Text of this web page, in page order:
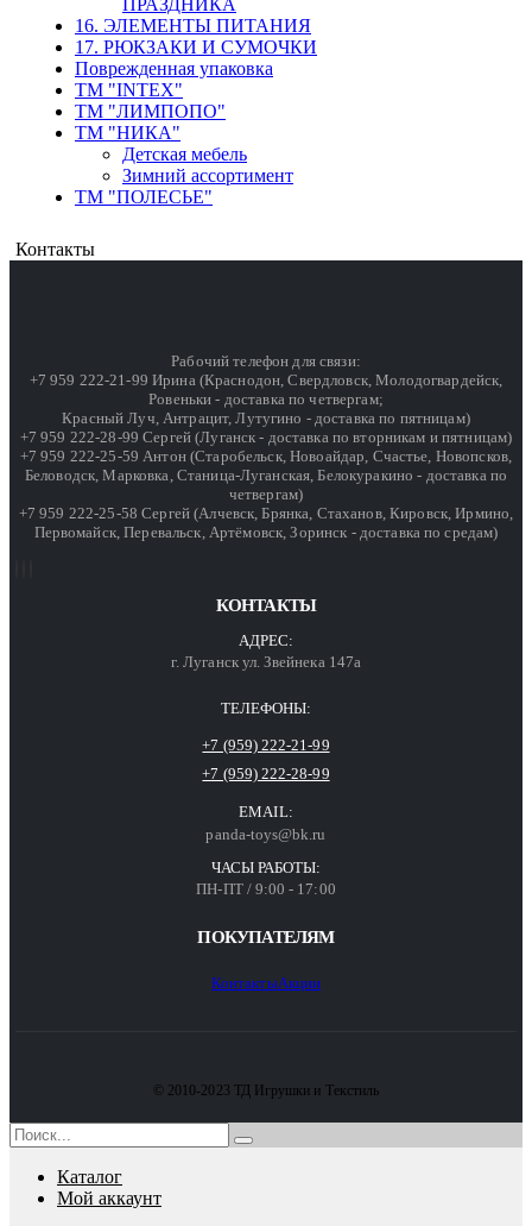
16. ЭЛЕМЕНТЫ ПИТАНИЯ
17. РЮКЗАКИ И СУМОЧКИ
Поврежденная упаковка
ТМ "INTEX"
ТМ "ЛИМПОПО"
ТМ "НИКА"
Детская мебель
Зимний ассортимент
ТМ "ПОЛЕСЬЕ"
Контакты
Рабочий телефон для связи:
+7 959 222-21-99 Ирина (Краснодон, Свердловск, Молодогвардейск,
Ровеньки - доставка по четвергам;
Красный Луч, Антрацит, Лутугино - доставка по пятницам)
+7 959 222-28-99 Сергей (Луганск - доставка по вторникам и пятницам)
+7 959 222-25-59 Антон (Старобельск, Новоайдар, Счастье, Новопсков,
Беловодск, Марковка, Станица-Луганская, Белокуракино - доставка по
четвергам)
+7 959 222-25-58 Сергей (Алчевск, Брянка, Стаханов, Кировск, Ирмино,
Первомайск, Перевальск, Артёмовск, Зоринск - доставка по средам)
КОНТАКТЫ
АДРЕС:
г. Луганск ул. Звейнека 147а
ТЕЛЕФОНЫ:
+7 (959) 222-21-99
+7 (959) 222-28-99
EMAIL:
panda-toys@bk.ru
ЧАСЫ РАБОТЫ:
ПН-ПТ / 9:00 - 17:00
ПОКУПАТЕЛЯМ
КонтактыАкции
© 2010-2023 ТД Игрушки и Текстиль
Каталог
Мой аккаунт